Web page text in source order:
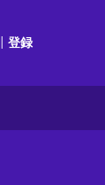
登録